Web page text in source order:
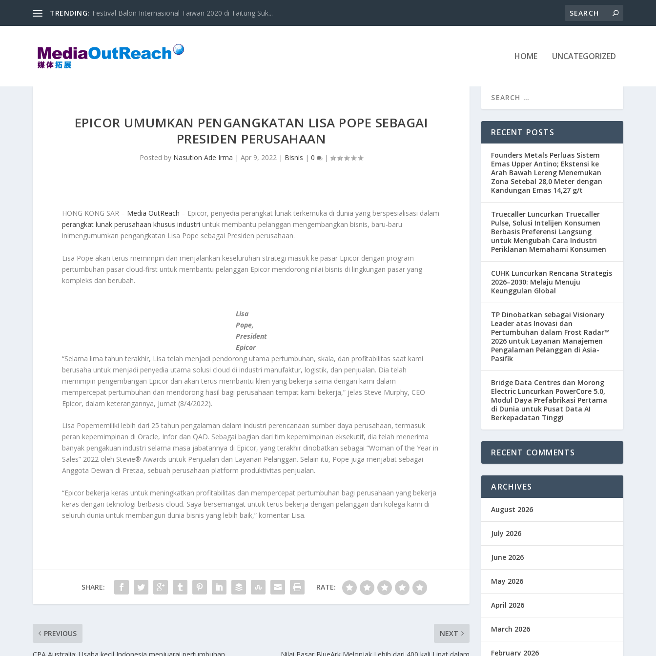
TRENDING: Festival Balon Internasional Taiwan 2020 di Taitung Suk...
HOME UNCATEGORIZED
EPICOR UMUMKAN PENGANGKATAN LISA POPE SEBAGAI
PRESIDEN PERUSAHAAN
Posted by Nasution Ade Irma |Apr 9, 2022 | Bisnis |0 |
HONG KONG SAR – Media OutReach – Epicor, penyedia perangkat lunak terkemuka di dunia yang berspesialisasi dalam
perangkat lunak perusahaan khusus industri untuk membantu pelanggan mengembangkan bisnis, baru-baru
inimengumumkan pengangkatan Lisa Pope sebagai Presiden perusahaan.
Lisa Pope akan terus memimpin dan menjalankan keseluruhan strategi masuk ke pasar Epicor dengan program
pertumbuhan pasar cloud-first untuk membantu pelanggan Epicor mendorong nilai bisnis di lingkungan pasar yang
kompleks dan berubah.
Lisa
Pope,
President
Epicor
“Selama lima tahun terakhir, Lisa telah menjadi pendorong utama pertumbuhan, skala, dan profitabilitas saat kami
berusaha untuk menjadi penyedia utama solusi cloud di industri manufaktur, logistik, dan penjualan. Dia telah
memimpin pengembangan Epicor dan akan terus membantu klien yang bekerja sama dengan kami dalam
mempercepat pertumbuhan dan mendorong hasil bagi perusahaan tempat kami bekerja,” jelas Steve Murphy, CEO
Epicor, dalam keterangannya, Jumat (8/4/2022).
Lisa Popememiliki lebih dari 25 tahun pengalaman dalam industri perencanaan sumber daya perusahaan, termasuk
peran kepemimpinan di Oracle, Infor dan QAD. Sebagai bagian dari tim kepemimpinan eksekutif, dia telah menerima
banyak pengakuan industri selama masa jabatannya di Epicor, yang terakhir dinobatkan sebagai “Woman of the Year in
Sales” 2022 oleh Stevie® Awards untuk Penjualan dan Layanan Pelanggan. Selain itu, Pope juga menjabat sebagai
Anggota Dewan di Pretaa, sebuah perusahaan platform produktivitas penjualan.
“Epicor bekerja keras untuk meningkatkan profitabilitas dan mempercepat pertumbuhan bagi perusahaan yang bekerja
keras dengan teknologi berbasis cloud. Saya bersemangat untuk terus bekerja dengan pelanggan dan kolega kami di
seluruh dunia untuk membangun dunia bisnis yang lebih baik,” komentar Lisa.
SHARE: RATE:
PREVIOUS NEXT
RECENT POSTS
Founders Metals Perluas Sistem
Emas Upper Antino; Ekstensi ke
Arah Bawah Lereng Menemukan
Zona Setebal 28,0 Meter dengan
Kandungan Emas 14,27 g/t
Truecaller Luncurkan Truecaller
Pulse, Solusi Intelijen Konsumen
Berbasis Preferensi Langsung
untuk Mengubah Cara Industri
Periklanan Memahami Konsumen
CUHK Luncurkan Rencana Strategis
2026–2030: Melaju Menuju
Keunggulan Global
TP Dinobatkan sebagai Visionary
Leader atas Inovasi dan
Pertumbuhan dalam Frost Radar™
2026 untuk Layanan Manajemen
Pengalaman Pelanggan di Asia-
Pasifik
Bridge Data Centres dan Morong
Electric Luncurkan PowerCore 5.0,
Modul Daya Prefabrikasi Pertama
di Dunia untuk Pusat Data AI
Berkepadatan Tinggi
RECENT COMMENTS
ARCHIVES
August 2026
July 2026
June 2026
May 2026
April 2026
March 2026
February 2026